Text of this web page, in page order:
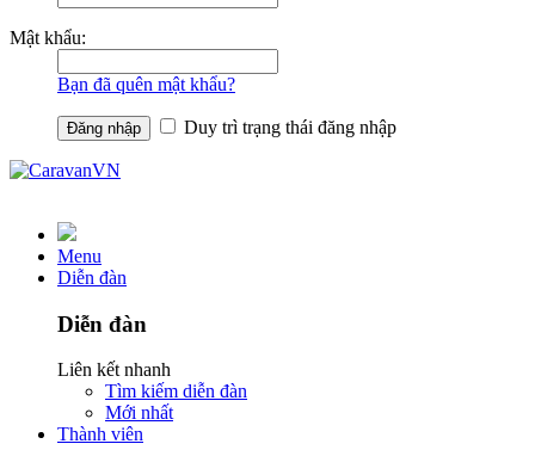
Mật khẩu:
Bạn đã quên mật khẩu?
Duy trì trạng thái đăng nhập
Menu
Diễn đàn
Diễn đàn
Liên kết nhanh
Tìm kiếm diễn đàn
Mới nhất
Thành viên